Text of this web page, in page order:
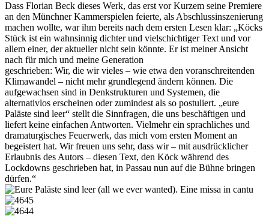
Dass Florian Beck dieses Werk, das erst vor Kurzem seine Premiere
an den Münchner Kammerspielen feierte, als Abschlussinszenierung
machen wollte, war ihm bereits nach dem ersten Lesen klar: „Köcks
Stück ist ein wahnsinnig dichter und vielschichtiger Text und vor
allem einer, der aktueller nicht sein könnte. Er ist meiner Ansicht
nach für mich und meine Generation
geschrieben: Wir, die wir vieles – wie etwa den voranschreitenden
Klimawandel – nicht mehr grundlegend ändern können. Die
aufgewachsen sind in Denkstrukturen und Systemen, die
alternativlos erscheinen oder zumindest als so postuliert. „eure
Paläste sind leer“ stellt die Sinnfragen, die uns beschäftigen und
liefert keine einfachen Antworten. Vielmehr ein sprachliches und
dramaturgisches Feuerwerk, das mich vom ersten Moment an
begeistert hat. Wir freuen uns sehr, dass wir – mit ausdrücklicher
Erlaubnis des Autors – diesen Text, den Köck während des
Lockdowns geschrieben hat, in Passau nun auf die Bühne bringen
dürfen.“